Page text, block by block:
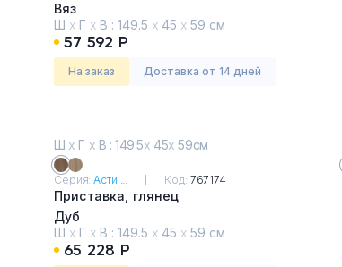
Вяз
Ш х Г х В : 149.5 х 45 х 59 см
57 592 Р
На заказ Доставка от 14 дней
Ш х Г х В : 149.5х 45х 59см
Серия:Асти ... Код: 767174
Приставка, глянец
Дуб
Ш х Г х В : 149.5 х 45 х 59 см
65 228 Р